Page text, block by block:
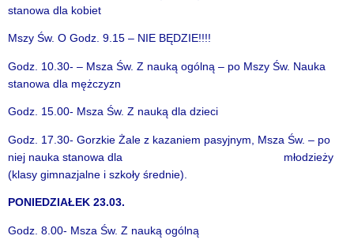
stanowa dla kobiet
Mszy Św. O Godz. 9.15 – NIE BĘDZIE!!!!
Godz. 10.30- – Msza Św. Z nauką ogólną – po Mszy Św. Nauka
stanowa dla mężczyzn
Godz. 15.00- Msza Św. Z nauką dla dzieci
Godz. 17.30- Gorzkie Żale z kazaniem pasyjnym, Msza Św. – po
niej nauka stanowa dla młodzieży
(klasy gimnazjalne i szkoły średnie).
PONIEDZIAŁEK 23.03.
Godz. 8.00- Msza Św. Z nauką ogólną